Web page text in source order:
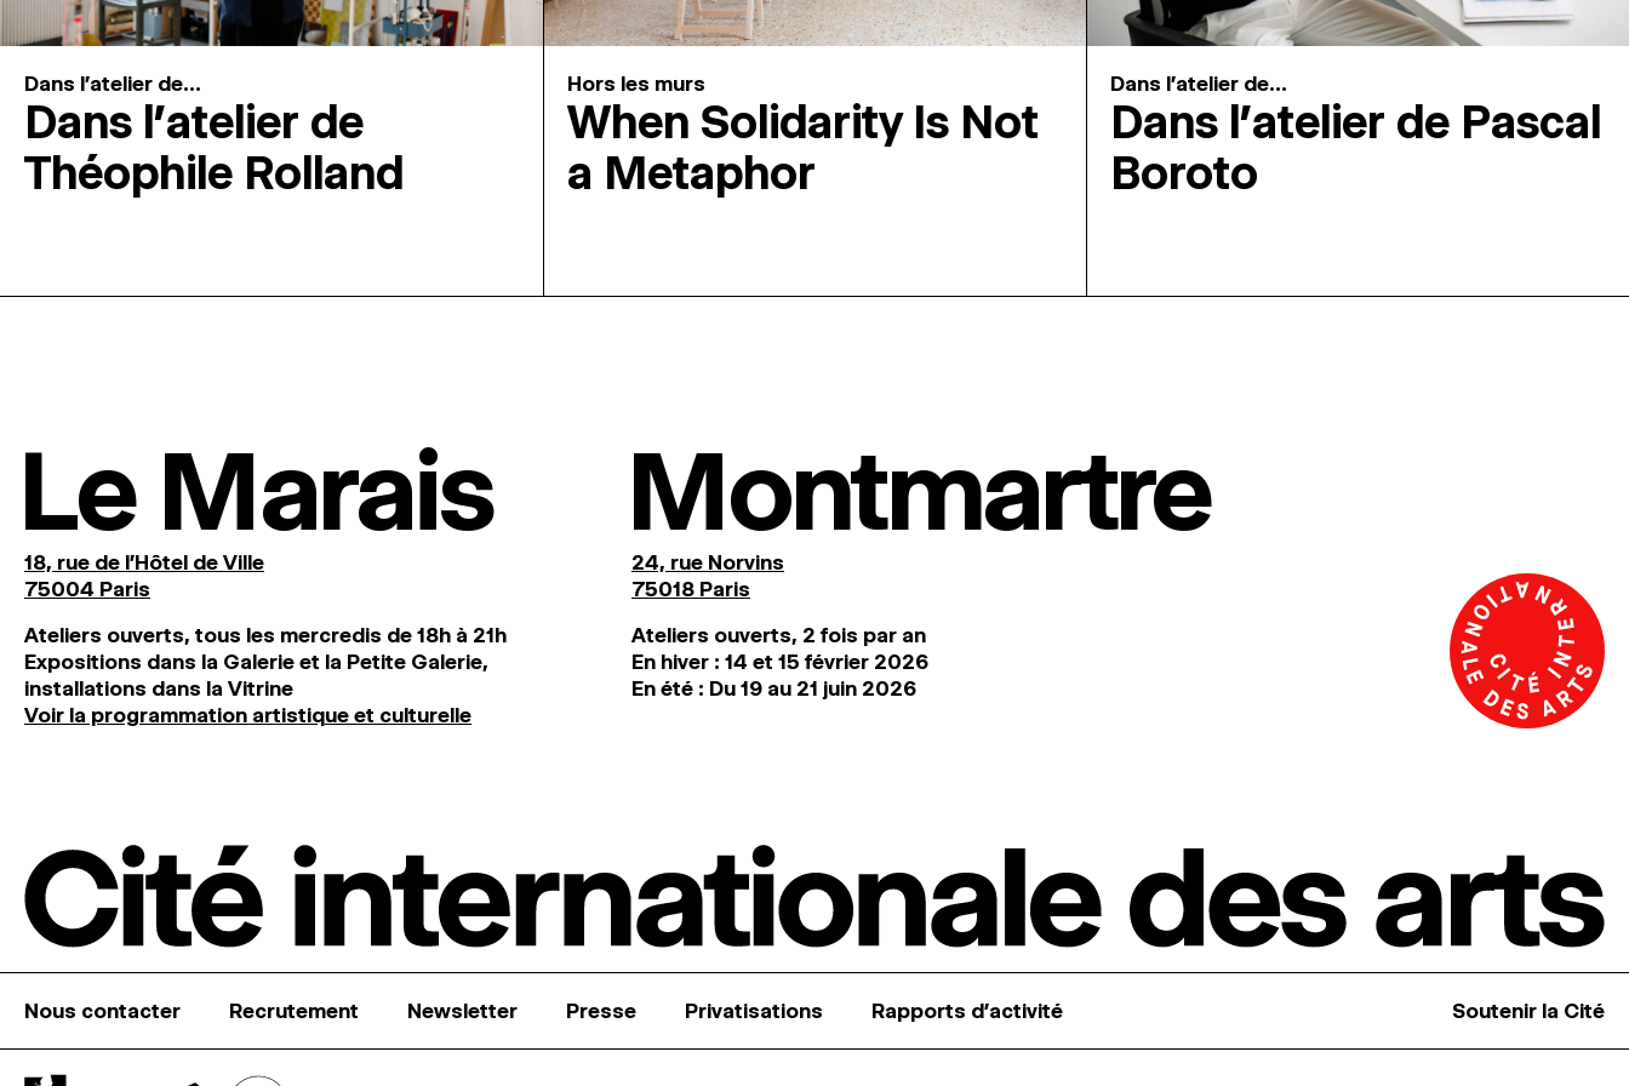
Dans l'atelier de...
Dans l’atelier de
Théophile Rolland
Hors les murs
When Solidarity Is Not
a Metaphor
Dans l'atelier de...
Dans l’atelier de Pascal
Boroto
Le Marais
18, rue de l'Hôtel de Ville
75004 Paris
Ateliers ouverts, tous les mercredis de 18h à 21h
Expositions dans la Galerie et la Petite Galerie,
installations dans la Vitrine
Voir la programmation artistique et culturelle
Montmartre
24, rue Norvins
75018 Paris
Ateliers ouverts, 2 fois par an
En hiver : 14 et 15 février 2026
En été : Du 19 au 21 juin 2026
Nous contacter Recrutement Newsletter Presse Privatisations Rapports d’activité Soutenir la Cité